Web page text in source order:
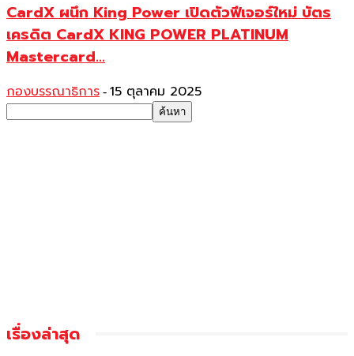
CardX ผนึก King Power เปิดตัวฟีเจอร์ใหม่ บัตร
เครดิต CardX KING POWER PLATINUM
Mastercard...
กองบรรณาธิการ - 15 ตุลาคม 2025
เรื่องล่าสุด